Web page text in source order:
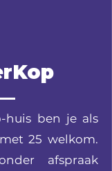
huis ben je als
25 welkom.
afspraak